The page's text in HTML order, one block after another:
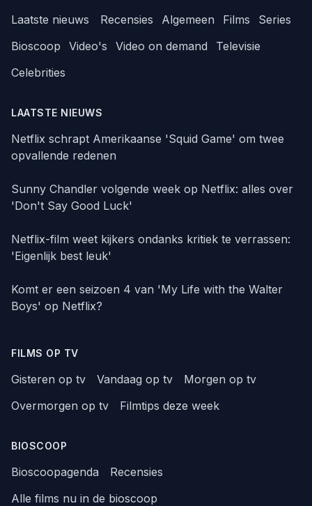
Laatste nieuws Recensies Algemeen Films
Series
Bioscoop
Video's Video on demand
Televisie
Celebrities
LAATSTE NIEUWS
Netflix schrapt Amerikaanse 'Squid Game' om twee
opvallende redenen
Sunny Chandler volgende week op Netflix: alles over
'Don't Say Good Luck'
Netflix-film weet kijkers ondanks kritiek te verrassen:
'Eigenlijk best leuk'
Komt er een seizoen 4 van 'My Life with the Walter
Boys' op Netflix?
FILMS OP TV
Gisteren op tv Vandaag op tv
Morgen op tv
Overmorgen op tv
Filmtips deze week
BIOSCOOP
Bioscoopagenda
Recensies
Alle films nu in de bioscoop